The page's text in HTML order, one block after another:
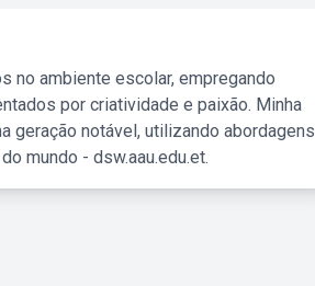
no ambiente escolar, empregando
por criatividade e paixão. Minha
geração notável, utilizando abordagens
mundo - dsw.aau.edu.et.